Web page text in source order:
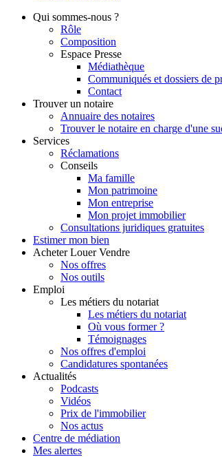
Qui sommes-nous ?
Rôle
Composition
Espace Presse
Médiathèque
Communiqués et dossiers de
Contact
Trouver un notaire
Annuaire des notaires
Trouver le notaire en charge d'une
Services
Réclamations
Conseils
Ma famille
Mon patrimoine
Mon entreprise
Mon projet immobilier
Consultations juridiques gratuites
Estimer mon bien
Acheter Louer Vendre
Nos offres
Nos outils
Emploi
Les métiers du notariat
Les métiers du notariat
Où vous former ?
Témoignages
Nos offres d'emploi
Candidatures spontanées
Actualités
Podcasts
Vidéos
Prix de l'immobilier
Nos actus
Centre de médiation
Mes alertes